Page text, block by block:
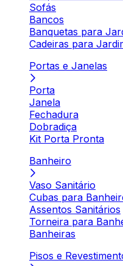
Sofás
Bancos
Banquetas para
Cadeiras para
Portas e Janelas
Porta
Janela
Fechadura
Dobradiça
Kit Porta Pronta
Banheiro
Vaso Sanitário
Cubas para
Assentos Sanitários
Torneira para
Banheiras
Pisos e